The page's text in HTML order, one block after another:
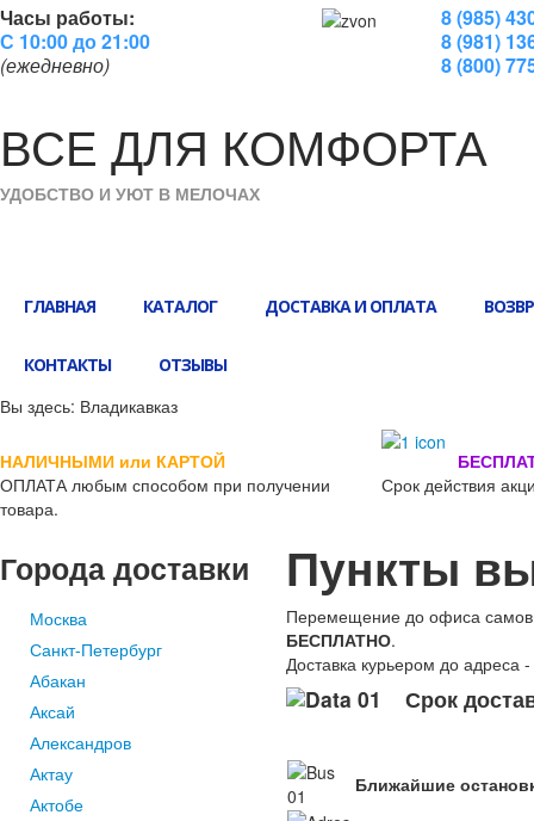
Часы работы:
С 10:00 до 21:00
(ежедневно)
8 (985)
8 (981)
8 (800)
ВСЕ ДЛЯ КОМФОРТА
УДОБСТВО И УЮТ В МЕЛОЧАХ
ГЛАВНАЯ КАТАЛОГ ДОСТАВКА И ОПЛАТА
КОНТАКТЫ ОТЗЫВЫ
Вы здесь: Владикавказ
НАЛИЧНЫМИ или КАРТОЙ
ОПЛАТАлюбым способом при получении
товара.
Срок действия
Городадоставки
Москва
Санкт-Петербург
Абакан
Аксай
Александров
Актау
Актобе
Пункты
Перемещение до офиса
БЕСПЛАТНО.
Доставка курьером до адреса
Срок
Ближайшие